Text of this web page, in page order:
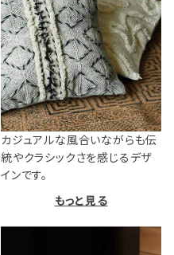
カジュアルな風合いながらも伝
統やクラシックさを感じるデザ
インです。
もっと見る